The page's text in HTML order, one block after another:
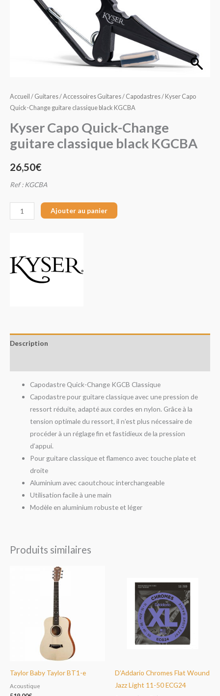
Accueil / Guitares/Accessoires Guitares/ Capodastres/ Kyser Capo
Quick-Change guitare classique black KGCBA
Kyser Capo Quick-Change
guitare classique black KGCBA
26,50€
Ref : KGCBA
Ajouter au panier
Description
Capodastre Quick-Change KGCB Classique
Capodastre pour guitare classique avec une pression de
ressort réduite, adapté aux cordes en nylon. Grâce à la
tension optimale du ressort, il n’est plus nécessaire de
procéder à un réglage fin et fastidieux de la pression
d’appui.
Pour guitare classique et flamenco avec touche plate et
droite
Aluminium avec caoutchouc interchangeable
Utilisation facile à une main
Modèle en aluminium robuste et léger
Produits similaires
Taylor Baby Taylor BT1-e
Acoustique
D’Addario Chromes Flat Wound
Jazz Light 11-50 ECG24